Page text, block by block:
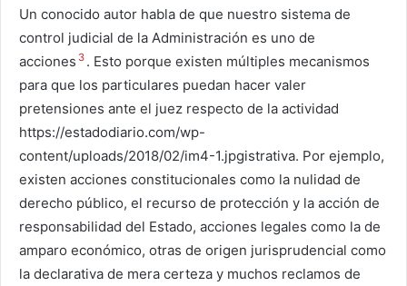
Un conocido autor habla de que nuestro sistema de
control judicial de la Administración es uno de
acciones 3 . Esto porque existen múltiples mecanismos
para que los particulares puedan hacer valer
pretensiones ante el juez respecto de la actividad
https://estadodiario.com/wp-
content/uploads/2018/02/im4-1.jpgistrativa. Por ejemplo,
existen acciones constitucionales como la nulidad de
derecho público, el recurso de protección y la acción de
responsabilidad del Estado, acciones legales como la de
amparo económico, otras de origen jurisprudencial como
la declarativa de mera certeza y muchos reclamos de